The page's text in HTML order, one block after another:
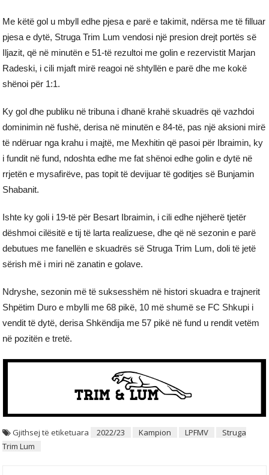
Me këtë gol u mbyll edhe pjesa e parë e takimit, ndërsa me të filluar
pjesa e dytë, Struga Trim Lum vendosi një presion drejt portës së
Iljazit, që në minutën e 51-të rezultoi me golin e rezervistit Marjan
Radeski, i cili mjaft mirë reagoi në shtyllën e parë dhe me kokë
shënoi për 1:1.
Ky gol dhe publiku në tribuna i dhanë krahë skuadrës që vazhdoi
dominimin në fushë, derisa në minutën e 84-të, pas një aksioni mirë
të ndëruar nga krahu i majtë, me Mexhitin që pasoi për Ibraimin, ky
i fundit në fund, ndoshta edhe me fat shënoi edhe golin e dytë në
rrjetën e mysafirëve, pas topit të devijuar të goditjes së Bunjamin
Shabanit.
Ishte ky goli i 19-të për Besart Ibraimin, i cili edhe njëherë tjetër
dëshmoi cilësitë e tij të larta realizuese, dhe që në sezonin e parë
debutues me fanellën e skuadrës së Struga Trim Lum, doli të jetë
sërish më i miri në zanatin e golave.
Ndryshe, sezonin më të suksesshëm në histori skuadra e trajnerit
Shpëtim Duro e mbylli me 68 pikë, 10 më shumë se FC Shkupi i
vendit të dytë, derisa Shkëndija me 57 pikë në fund u rendit vetëm
në pozitën e tretë.
Gjithsej të etiketuara 2022/23 Kampion LPFMV
Struga
Trim Lum